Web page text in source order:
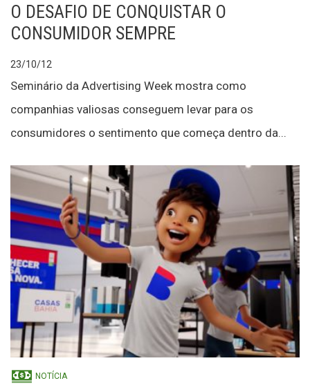
O DESAFIO DE CONQUISTAR O
CONSUMIDOR SEMPRE
23/10/12
Seminário da Advertising Week mostra como
companhias valiosas conseguem levar para os
consumidores o sentimento que começa dentro da...
NOTÍCIA